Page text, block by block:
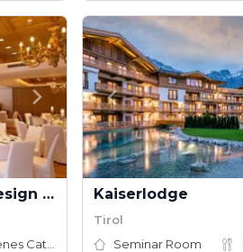
Hotel Kitzhof Mountain Design Resort Kaiserlodge
Tirol
Seminar Room